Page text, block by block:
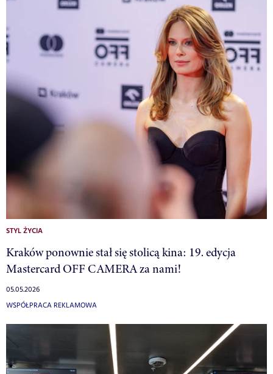
STYL ŻYCIA
Kraków ponownie stał się stolicą kina: 19. edycja
Mastercard OFF CAMERA za nami!
05.05.2026
WSPÓŁPRACA REKLAMOWA